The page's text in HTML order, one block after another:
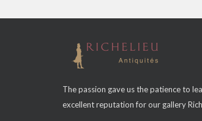
The passion gave us the patience to
excellent reputation for our gallery